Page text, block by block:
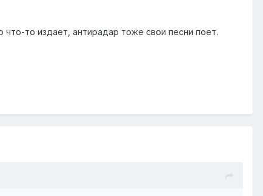
что-то издает, антирадар тоже свои песни поет.